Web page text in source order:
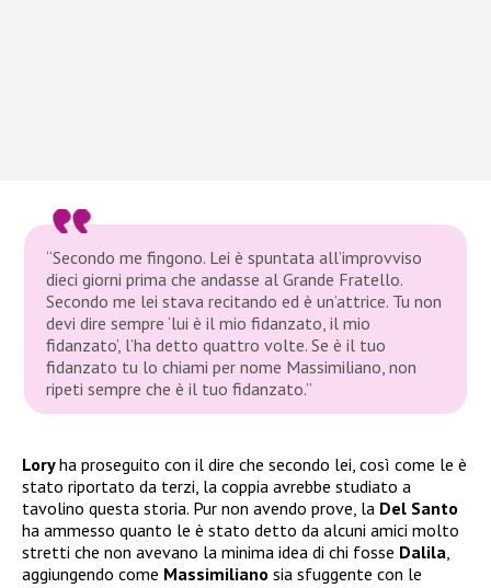
“Secondo me fingono. Lei è spuntata all’improvviso
dieci giorni prima che andasse al Grande Fratello.
Secondo me lei stava recitando ed è un’attrice. Tu non
devi dire sempre ‘lui è il mio fidanzato, il mio
fidanzato’, l’ha detto quattro volte. Se è il tuo
fidanzato tu lo chiami per nome Massimiliano, non
ripeti sempre che è il tuo fidanzato.”
Loryha proseguito con il dire che secondo lei, così come le è
stato riportato da terzi, la coppia avrebbe studiato a
tavolino questa storia. Pur non avendo prove, la Del Santo
ha ammesso quanto le è stato detto da alcuni amici molto
stretti che non avevano la minima idea di chi fosse Dalila
aggiungendo come Massimiliano sia sfuggente con le